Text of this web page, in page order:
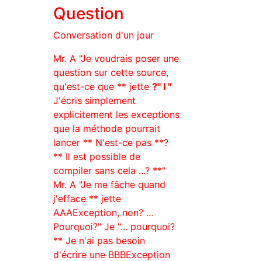
Question
Conversation d'un jour
Mr. A "Je voudrais poser une
question sur cette source,
qu'est-ce que ** jette?" I "
J'écris simplement
explicitement les exceptions
que la méthode pourrait
lancer ** N'est-ce pas **?
** Il est possible de
compiler sans cela ...? **"
Mr. A "Je me fâche quand
j'efface ** jette
AAAException, non? ...
Pourquoi?" Je "... pourquoi?
** Je n'ai pas besoin
d'écrire une BBBException